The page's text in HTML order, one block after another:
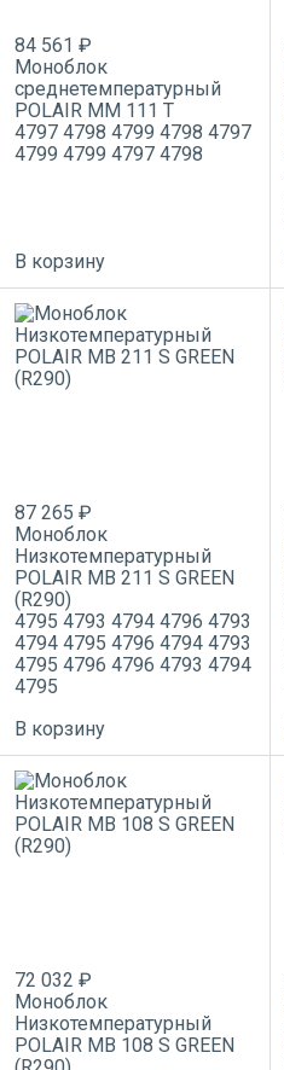
84 561 ₽
Моноблок
среднетемпературный
POLAIR MM 111 T
4797 4798 4799 4798 4797
4799 4799 4797 4798
В корзину
87 265 ₽
Моноблок
Низкотемпературный
POLAIR MB 211 S GREEN
(R290)
4795 4793 4794 4796 4793
4794 4795 4796 4794 4793
4795 4796 4796 4793 4794
4795
В корзину
72 032 ₽
Моноблок
Низкотемпературный
POLAIR MB 108 S GREEN